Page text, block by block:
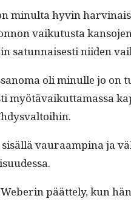
min­ul­ta hyvin
vaiku­tus­ta
sat­un­nais­es­ti niiden
oli min­ulle jo on
vau­raamp­ina ja
päät­te­ly, kun